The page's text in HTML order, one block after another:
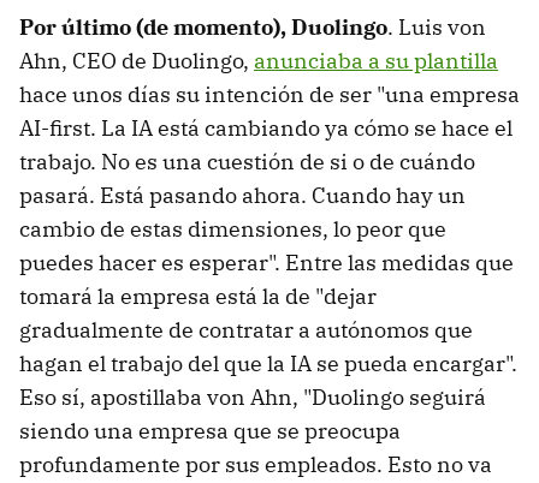
Por último (de momento), Duolingo. Luis von
Ahn, CEO de Duolingo, anunciaba a su plantilla
hace unos días su intención de ser "una empresa
AI-first. La IA está cambiando ya cómo se hace el
trabajo. No es una cuestión de si o de cuándo
pasará. Está pasando ahora. Cuando hay un
cambio de estas dimensiones, lo peor que
puedes hacer es esperar". Entre las medidas que
tomará la empresa está la de "dejar
gradualmente de contratar a autónomos que
hagan el trabajo del que la IA se pueda encargar".
Eso sí, apostillaba von Ahn, "Duolingo seguirá
siendo una empresa que se preocupa
profundamente por sus empleados. Esto no va